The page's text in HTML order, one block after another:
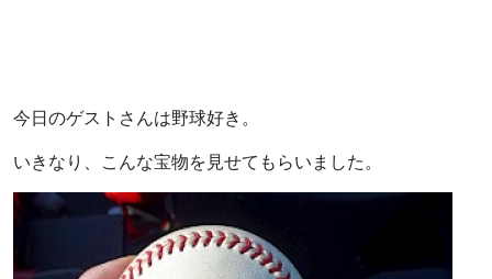
今日のゲストさんは野球好き。
いきなり、こんな宝物を見せてもらいました。